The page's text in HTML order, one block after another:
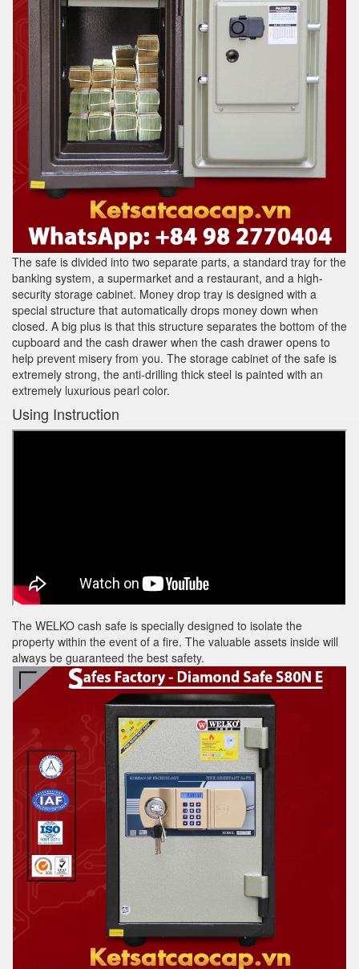
The safe is divided into two separate parts, a standard tray for the
banking system, a supermarket and a restaurant, and a high-
security storage cabinet. Money drop tray is designed with a
special structure that automatically drops money down when
closed. A big plus is that this structure separates the bottom of the
cupboard and the cash drawer when the cash drawer opens to
help prevent misery from you. The storage cabinet of the safe is
extremely strong, the anti-drilling thick steel is painted with an
extremely luxurious pearl color.
Using Instruction
The WELKO cash safe is specially designed to isolate the
property within the event of a fire. The valuable assets inside will
always be guaranteed the best safety.